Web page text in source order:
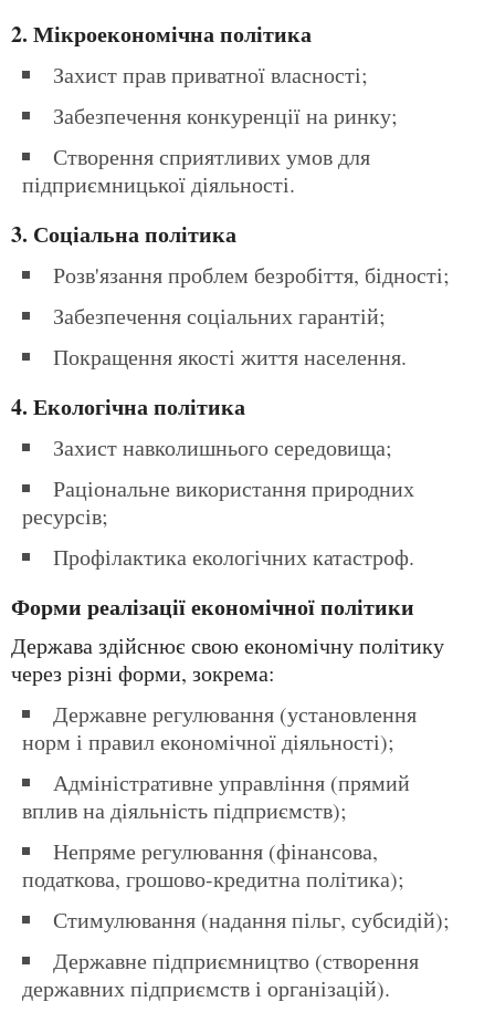
2. Мікроекономічна політика
Захист прав приватної власності;
Забезпечення конкуренції на ринку;
Створення сприятливих умов для
підприємницької діяльності.
3. Соціальна політика
Розв'язання проблем безробіття, бідності;
Забезпечення соціальних гарантій;
Покращення якості життя населення.
4. Екологічна політика
Захист навколишнього середовища;
Раціональне використання природних
ресурсів;
Профілактика екологічних катастроф.
Форми реалізації економічної політики
Держава здійснює свою економічну політику
через різні форми, зокрема:
Державне регулювання (установлення
норм і правил економічної діяльності);
Адміністративне управління (прямий
вплив на діяльність підприємств);
Непряме регулювання (фінансова,
податкова, грошово-кредитна політика);
Стимулювання (надання пільг, субсидій);
Державне підприємництво (створення
державних підприємств і організацій).